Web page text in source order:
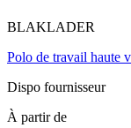
BLAKLADER
Polo de travail haute
Dispo fournisseur
À partir de